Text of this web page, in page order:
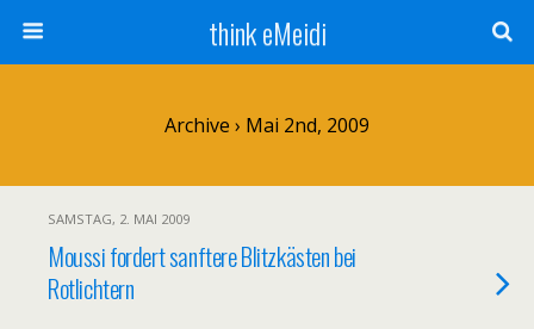
think eMeidi
Archive › Mai 2nd, 2009
SAMSTAG, 2. MAI 2009
Moussi fordert sanftere Blitzkästen bei
Rotlichtern